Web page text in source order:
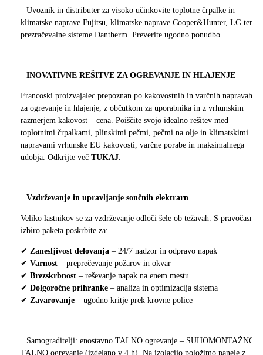
Uvoznik in distributer za visoko učinkovite toplotne črpalke in
klimatske naprave Fujitsu, klimatske naprave Cooper&Hunter, LG ter
prezračevalne sisteme Dantherm. Preverite ugodno ponudbo.
INOVATIVNE REŠITVE ZA OGREVANJE IN HLAJENJE
Francoski proizvajalec prepoznan po kakovostnih in varčnih napravah
za ogrevanje in hlajenje, z občutkom za uporabnika in z vrhunskim
razmerjem kakovost – cena. Poiščite svojo idealno rešitev med
toplotnimi črpalkami, plinskimi pečmi, pečmi na olje in klimatskimi
napravami vrhunske EU kakovosti, varčne porabe in maksimalnega
udobja. Odkrijte več TUKAJ
Vzdrževanje in upravljanje sončnih elektrarn
Veliko lastnikov se za vzdrževanje odloči šele ob težavah. S pravočasno
izbiro paketa poskrbite za:
✔ Zanesljivost delovanja – 24/7 nadzor in odpravo napak
✔ Varnost – preprečevanje požarov in okvar
✔ Brezskrbnost – reševanje napak na enem mestu
✔ Dolgoročne prihranke – analiza in optimizacija sistema
✔ Zavarovanje – ugodno kritje prek krovne police
Samograditelji: enostavno TALNO ogrevanje – SUHOMONTAŽNO
TALNO ogrevanje (izdelano v 4 h). Na izolacijo položimo panele z